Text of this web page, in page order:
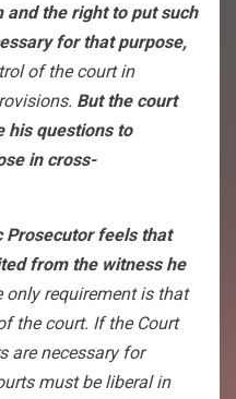
and the right to put such
for that purpose,
of the court in
But the court
his questions to
in cross-
Prosecutor feels that
from the witness he
only requirement is that
the court. If the Court
are necessary for
must be liberal in